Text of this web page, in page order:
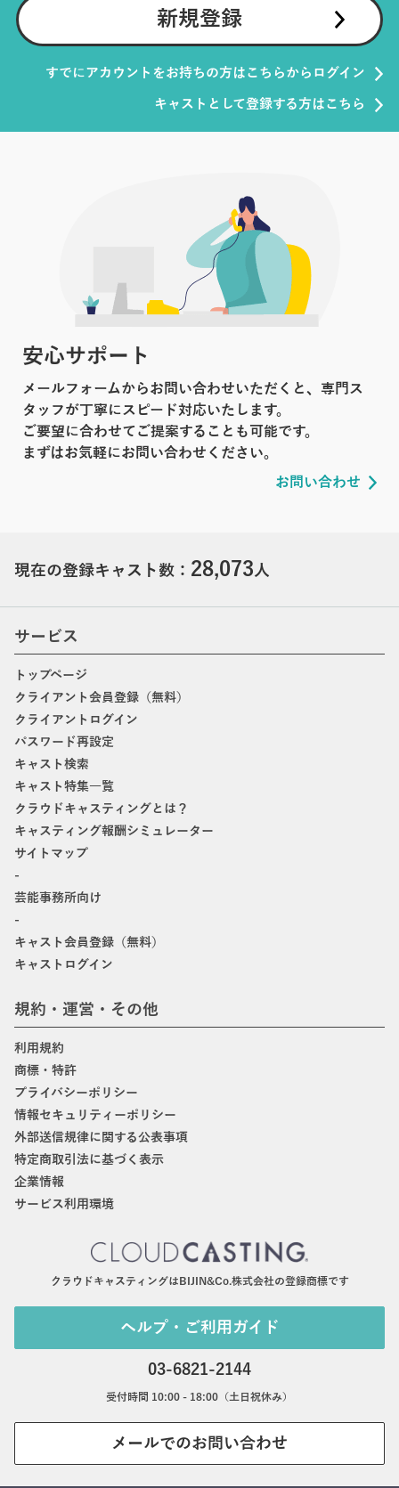
新規登録
すでにアカウントをお持ちの方はこちらからログイン
キャストとして登録する方はこちら
安心サポート
メールフォームからお問い合わせいただくと、専門ス
タッフが丁寧にスピード対応いたします。
ご要望に合わせてご提案することも可能です。
まずはお気軽にお問い合わせください。
お問い合わせ
現在の登録キャスト数： 28,073人
サービス
トップページ
クライアント会員登録（無料）
クライアントログイン
パスワード再設定
キャスト検索
キャスト特集一覧
クラウドキャスティングとは？
キャスティング報酬シミュレーター
サイトマップ
-
芸能事務所向け
-
キャスト会員登録（無料）
キャストログイン
規約・運営・その他
利用規約
商標・特許
プライバシーポリシー
情報セキュリティーポリシー
外部送信規律に関する公表事項
特定商取引法に基づく表示
企業情報
サービス利用環境
クラウドキャスティングはBIJIN&Co.株式会社の登録商標です
ヘルプ・ご利用ガイド
03-6821-2144
受付時間 10:00 - 18:00（土日祝休み）
メールでのお問い合わせ